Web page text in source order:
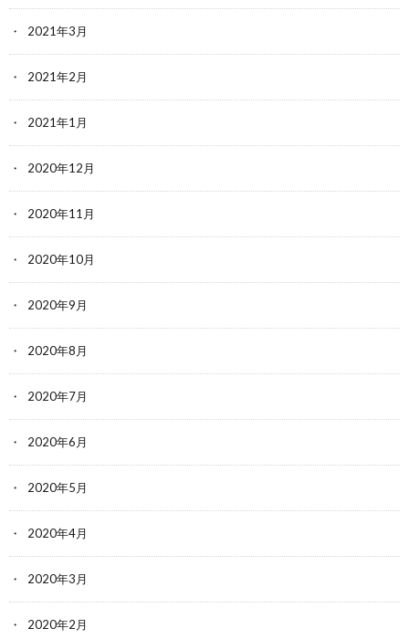
2021年3月
2021年2月
2021年1月
2020年12月
2020年11月
2020年10月
2020年9月
2020年8月
2020年7月
2020年6月
2020年5月
2020年4月
2020年3月
2020年2月